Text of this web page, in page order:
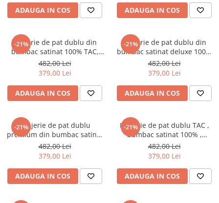
ADAUGA IN COS ADAUGA IN COS
-21%
Lenjerie de pat dublu din
bumbac satinat 100% TAC,
Cassie
482,00 Lei
379,00 Lei
ADAUGA IN COS
-21%
Lenjerie de pat dublu din
bumbac satinat deluxe 100%
TAC, Violetta
482,00 Lei
379,00 Lei
ADAUGA IN COS
-21%
Lenjerie de pat dublu
premium din bumbac satinat
deluxe 100% TAC, Hannie
482,00 Lei
379,00 Lei
ADAUGA IN COS
-21%
Lenjerie de pat dublu TAC ,
bumbac satinat 100% ,
Monica
482,00 Lei
379,00 Lei
ADAUGA IN COS